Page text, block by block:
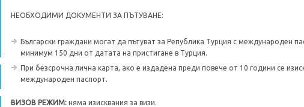
НЕОБХОДИМИ ДОКУМЕНТИ ЗА ПЪТУВАНЕ:
Български граждани могат да пътуват за Република Турция с международен
минимум 150 дни от датата на пристигане в Турция.
При безсрочна лична карта, ако е издадена преди повече от 10 години се
международен паспорт.
ВИЗОВ РЕЖИМ: няма изисквания за визи.